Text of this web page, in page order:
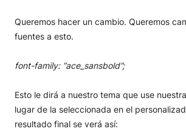
Queremos hacer un cambio. Queremos
fuentes a esto.
font-family: “ace_sansbold”;
Esto le dirá a nuestro tema que use
lugar de la seleccionada en el
resultado final se verá así: